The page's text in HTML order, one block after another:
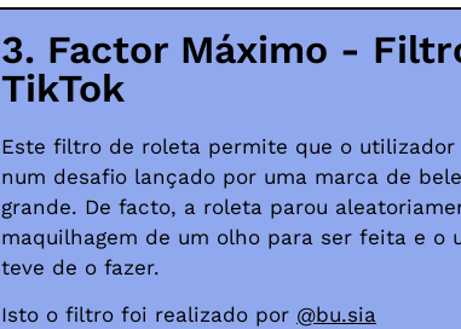
3. Factor Máximo -
TikTok
Este filtro de roleta permite que o
num desafio lançado por uma marca de
grande. De facto, a roleta parou
maquilhagem de um olho para ser feita e o
teve de o fazer.
Isto o filtro foi realizado por @bu.sia